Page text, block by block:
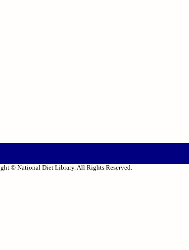
© National Diet Library. All Rights Reserved.